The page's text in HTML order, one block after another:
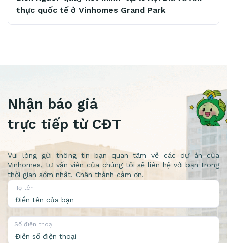
thực quốc tế ở Vinhomes Grand Park
Nhận báo giá
trực tiếp từ CĐT
Vui lòng gửi thông tin bạn quan tâm về các dự án của
Vinhomes, tư vấn viên của chúng tôi sẽ liên hệ với bạn trong
thời gian sớm nhất. Chân thành cảm ơn.
Họ tên
Số điện thoại